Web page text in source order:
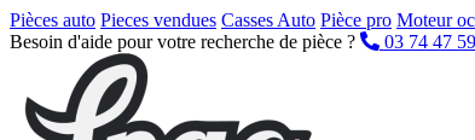
Pièces auto Pieces vendues Casses Auto Pièce pro Moteur
Besoin d'aide pour votre recherche de pièce ?
03 74 47